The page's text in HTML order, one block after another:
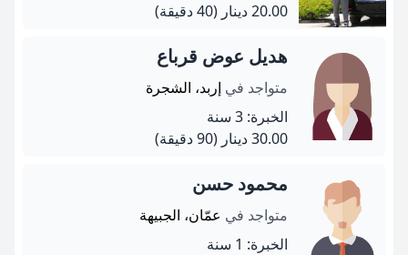
20.00 دينار
(40 دقيقة)
هديل عوض قرباع
متواجد في إربد، الشجرة
الخبرة: 3 سنة
30.00 دينار
(90 دقيقة)
محمود حسن
متواجد في عمّان، الجبيهة
الخبرة: 1 سنة